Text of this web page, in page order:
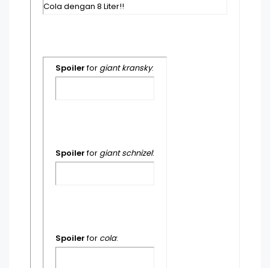
Cola dengan 8 Liter!!
Spoilerfor giant kransky:
Spoilerfor giant schnizel:
Spoilerfor cola: